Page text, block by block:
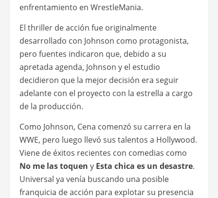
enfrentamiento en WrestleMania.
El thriller de acción fue originalmente
desarrollado con Johnson como protagonista,
pero fuentes indicaron que, debido a su
apretada agenda, Johnson y el estudio
decidieron que la mejor decisión era seguir
adelante con el proyecto con la estrella a cargo
de la producción.
Como Johnson, Cena comenzó su carrera en la
WWE, pero luego llevó sus talentos a Hollywood.
Viene de éxitos recientes con comedias como
No me las toquen y Esta chica es un desastre.
Universal ya venía buscando una posible
franquicia de acción para explotar su presencia